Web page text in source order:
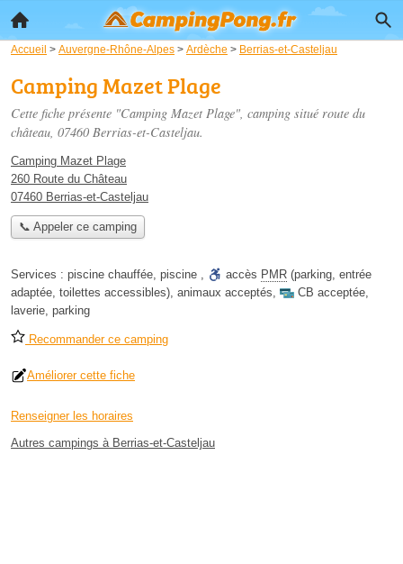
Accueil > Auvergne-Rhône-Alpes > Ardèche > Berrias-et-Casteljau
Camping Mazet Plage
Cette fiche présente "Camping Mazet Plage", camping situé route du
château, 07460 Berrias-et-Casteljau.
Camping Mazet Plage
260 Route du Château
07460 Berrias-et-Casteljau
📞 Appeler ce camping
Services : piscine chauffée, piscine , accès PMR (parking, entrée
adaptée, toilettes accessibles), animaux acceptés, CB acceptée,
laverie, parking
Recommander ce camping
Améliorer cette fiche
Renseigner les horaires
Autres campings à Berrias-et-Casteljau